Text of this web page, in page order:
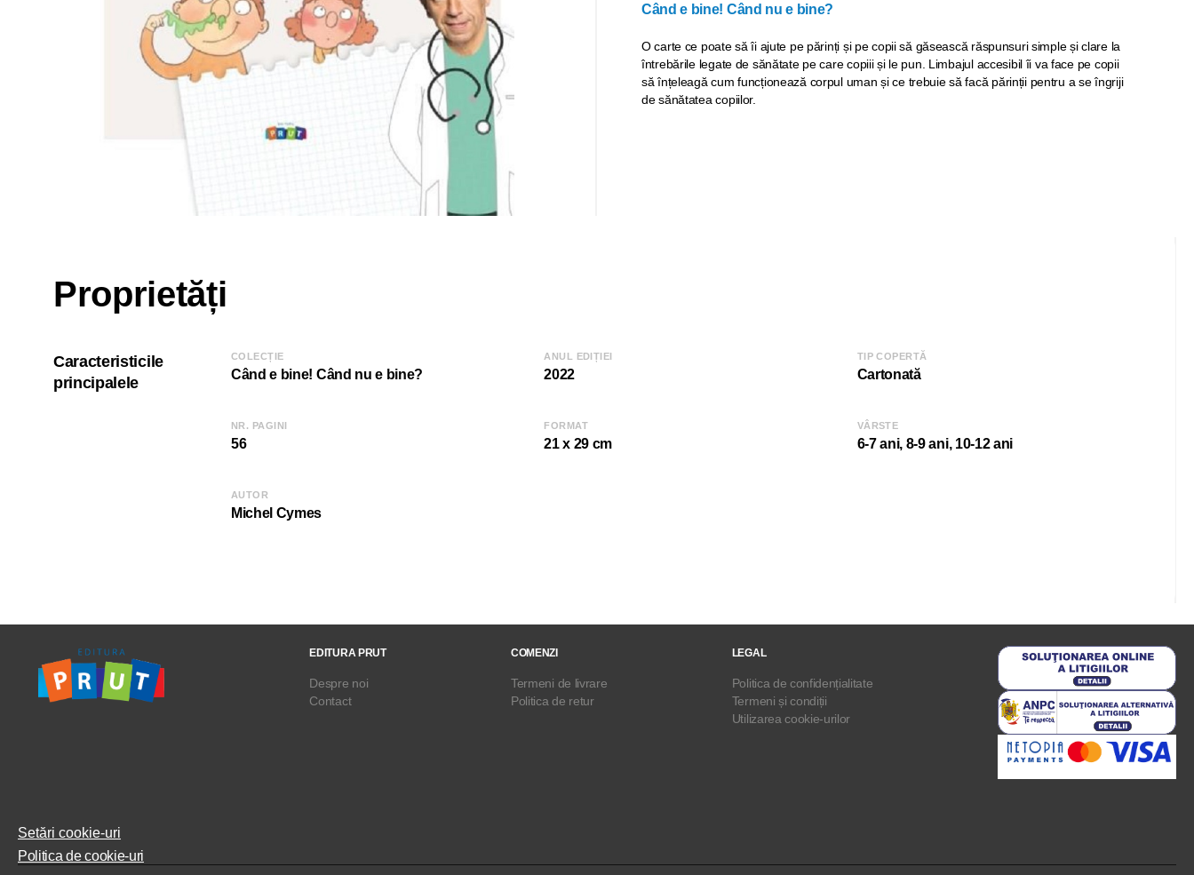
Când e bine! Când nu e bine?
O carte ce poate să îi ajute pe părinți și pe copii să găsească răspunsuri simple și clare la
întrebările legate de sănătate pe care copiii și le pun. Limbajul accesibil îi va face pe copii
să înțeleagă cum funcționează corpul uman și ce trebuie să facă părinții pentru a se îngriji
de sănătatea copiilor.
Proprietăți
Caracteristicile
principalele
COLECȚIE
Când e bine! Când nu e bine?
ANUL EDIȚIEI
2022
TIP COPERTĂ
Cartonată
NR. PAGINI
56
FORMAT
21 x 29 cm
VÂRSTE
6-7 ani, 8-9 ani, 10-12 ani
AUTOR
Michel Cymes
EDITURA PRUT
Despre noi
Contact
COMENZI
Termeni de livrare
Politica de retur
LEGAL
Politica de confidențialitate
Termeni și condiții
Utilizarea cookie-urilor
Setări cookie-uri
Politica de cookie-uri